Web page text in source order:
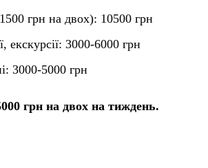
грн на двох): 10500 грн
екскурсії: 3000-6000 грн
3000-5000 грн
грн на двох на тиждень.